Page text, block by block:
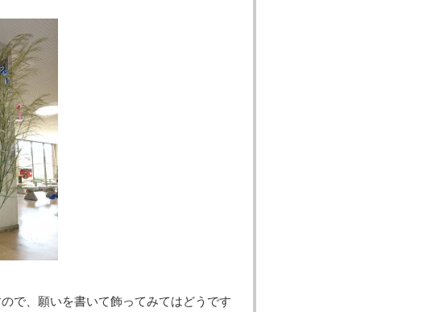
で、願いを書いて飾ってみてはどうです